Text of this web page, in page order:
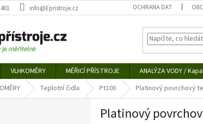
info@Epristroje.cz OCHRANA DAT
VLHKOMĚRY MĚŘICÍ PŘÍSTROJE ANALÝZA VODY /
Teplotní čidla Pt100 Platinový povrchový
Platinový